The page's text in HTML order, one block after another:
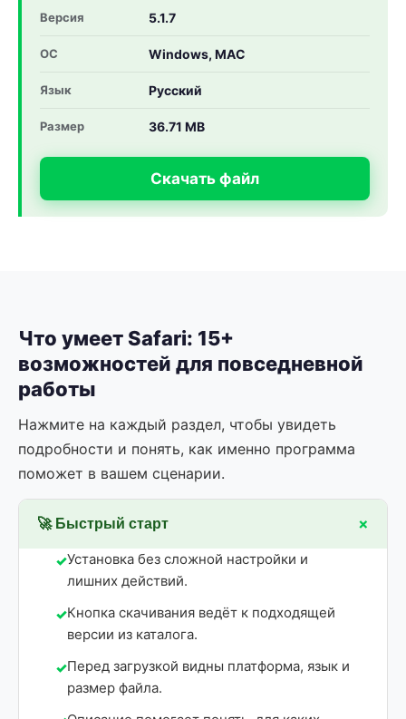
Версия 5.1.7
ОС Windows, MAC
Язык Русский
Размер 36.71 MB
Скачать файл
Что умеет Safari: 15+
возможностей для повседневной
работы
Нажмите на каждый раздел, чтобы увидеть
подробности и понять, как именно программа
поможет в вашем сценарии.
🚀 Быстрый старт +
Установка без сложной настройки и
лишних действий.
Кнопка скачивания ведёт к подходящей
версии из каталога.
Перед загрузкой видны платформа, язык и
размер файла.